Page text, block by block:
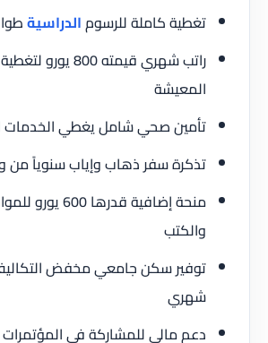
تغطية كاملة للرسومالدراسية
راتب شهري قيمته 800
المعيشة
تأمين صحي شامل يغطي الخدمات
تذكرة سفر ذهاب وإياب سنوياً من
منحة إضافية قدرها
والكتب
توفير سكن جامعي مخفض
شهري
دعم مالي للمشاركة في المؤتمرات